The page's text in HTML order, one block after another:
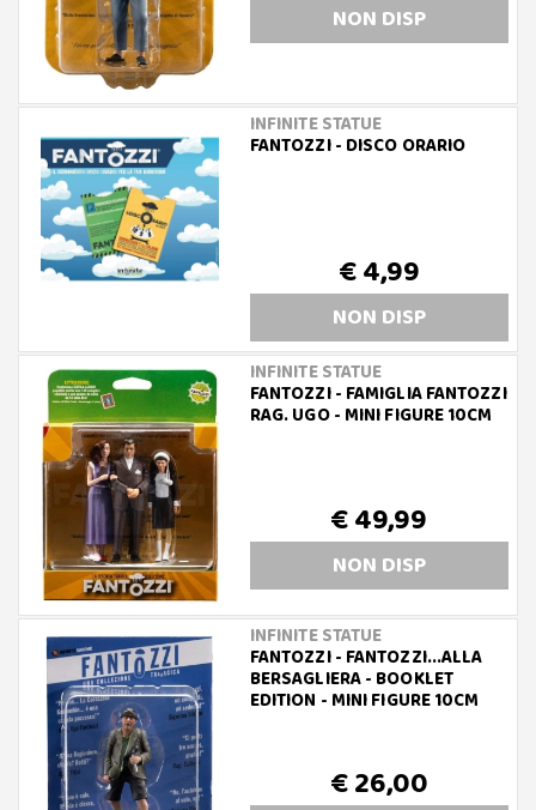
NON DISP
INFINITE STATUE
FANTOZZI - DISCO ORARIO
€ 4,99
NON DISP
INFINITE STATUE
FANTOZZI - FAMIGLIA FANTOZZI
RAG. UGO - MINI FIGURE 10CM
€ 49,99
NON DISP
INFINITE STATUE
FANTOZZI - FANTOZZI...ALLA
BERSAGLIERA - BOOKLET
EDITION - MINI FIGURE 10CM
€ 26,00